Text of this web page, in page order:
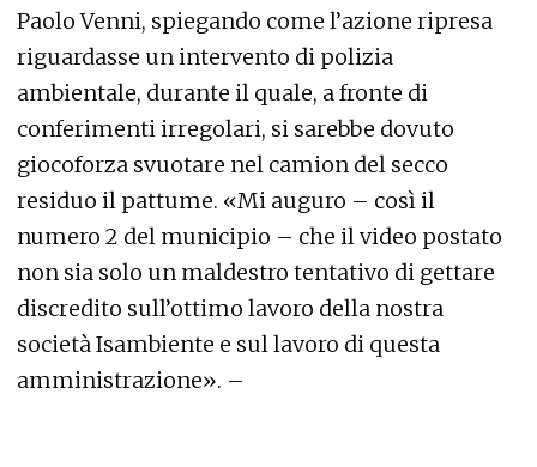
Paolo Venni, spiegando come l’azione ripresa
riguardasse un intervento di polizia
ambientale, durante il quale, a fronte di
conferimenti irregolari, si sarebbe dovuto
giocoforza svuotare nel camion del secco
residuo il pattume. «Mi auguro – così il
numero 2 del municipio – che il video postato
non sia solo un maldestro tentativo di gettare
discredito sull’ottimo lavoro della nostra
società Isambiente e sul lavoro di questa
amministrazione». –